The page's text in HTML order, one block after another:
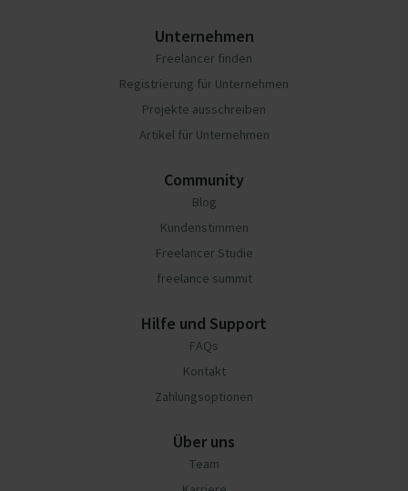
Unternehmen
Freelancer finden
Registrierung für Unternehmen
Projekte ausschreiben
Artikel für Unternehmen
Community
Blog
Kundenstimmen
Freelancer Studie
freelance summit
Hilfe und Support
FAQs
Kontakt
Zahlungsoptionen
Über uns
Team